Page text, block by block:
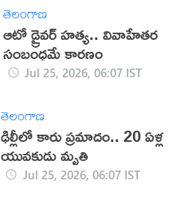
తెలంగాణ
ఆటో డ్రైవర్ హత్య.. వివాహేతర
సంబంధమే కారణం
Jul 25, 2026, 06:07 IST
తెలంగాణ
ఢిల్లీలో కారు ప్రమాదం.. 20 ఏళ్ల
యువకుడు మృతి
Jul 25, 2026, 06:07 IST